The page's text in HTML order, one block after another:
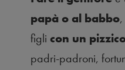
papà o al babbo
figli con un
padri-padroni,